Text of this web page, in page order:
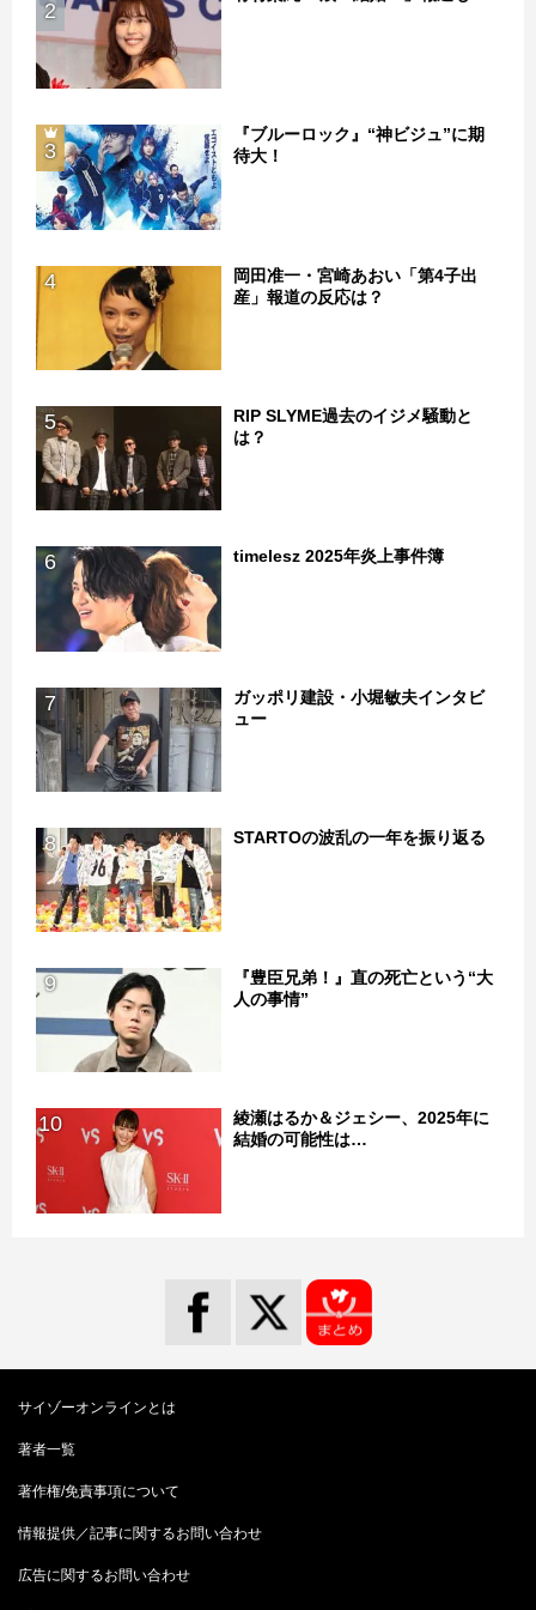
2
3
『ブルーロック』“神ビジュ”に期
待大！
4
岡田准一・宮崎あおい「第4子出
産」報道の反応は？
5
RIP SLYME過去のイジメ騒動と
は？
6 timelesz 2025年炎上事件簿
7
ガッポリ建設・小堀敏夫インタビ
ュー
8 STARTOの波乱の一年を振り返る
9
『豊臣兄弟！』直の死亡という“大
人の事情”
10
綾瀬はるか＆ジェシー、2025年に
結婚の可能性は…
サイゾーオンラインとは
著者一覧
著作権/免責事項について
情報提供／記事に関するお問い合わせ
広告に関するお問い合わせ